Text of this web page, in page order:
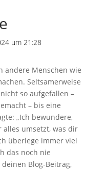
um 21:28
andere Menschen wie
Seltsamerweise
so aufgefallen –
– bis eine
„Ich bewundere,
umsetzt, was dir
überlege immer viel
das noch nie
Blog-Beitrag,